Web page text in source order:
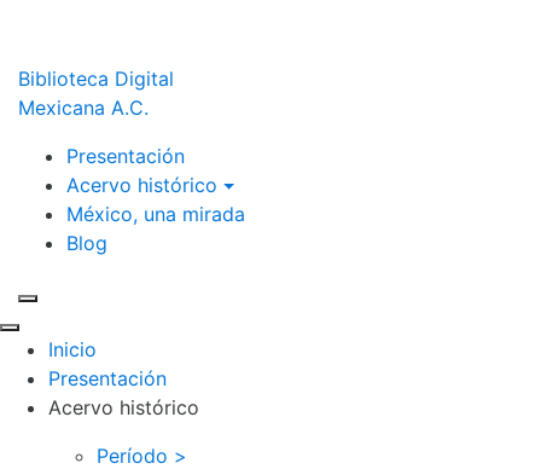
Biblioteca Digital
Mexicana A.C.
Presentación
Acervo histórico
México, una mirada
Blog
Inicio
Presentación
Acervo histórico
Período >